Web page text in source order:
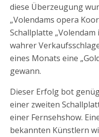
diese Überzeugung
„Volendams opera
Schallplatte „Volendam
wahrer
eines Monats eine
gewann.
Dieser Erfolg bot
einer zweiten
einer Fernsehshow.
bekannten Künstlern